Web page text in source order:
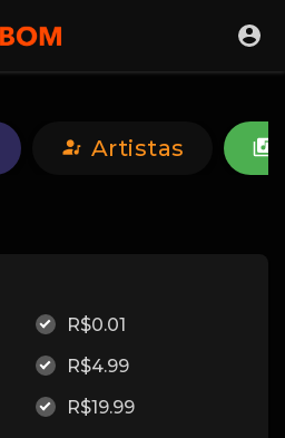
Artistas
R$0.01
R$4.99
R$19.99